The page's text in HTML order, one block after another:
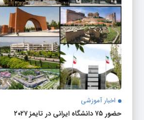
اخبار آموزشی
حضور ۷۵ دانشگاه ایرانی در تایمز ۲۰۲۷